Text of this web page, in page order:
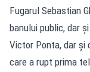
Fugarul Sebastian
banului public, dar
Victor Ponta, dar și
care a rupt prima